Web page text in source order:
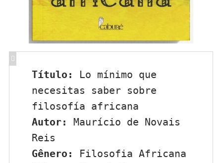
Título:
Lo mínimo que
necesitas saber sobre
filosofía africana
Autor:
Maurício de Novais
Reis
Gênero:
Filosofia Africana